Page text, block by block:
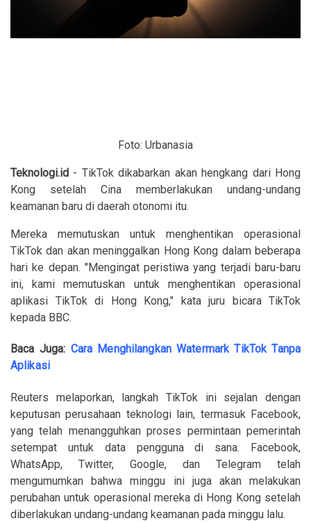
Foto: Urbanasia
Teknologi.id - TikTok dikabarkan akan hengkang dari Hong
Kong setelah Cina memberlakukan undang-undang
keamanan baru di daerah otonomi itu.
Mereka memutuskan untuk menghentikan operasional
TikTok dan akan meninggalkan Hong Kong dalam beberapa
hari ke depan. "Mengingat peristiwa yang terjadi baru-baru
ini, kami memutuskan untuk menghentikan operasional
aplikasi TikTok di Hong Kong," kata juru bicara TikTok
kepada BBC.
Baca Juga: Cara Menghilangkan Watermark TikTok Tanpa
Aplikasi
Reuters melaporkan, langkah TikTok ini sejalan dengan
keputusan perusahaan teknologi lain, termasuk Facebook,
yang telah menangguhkan proses permintaan pemerintah
setempat untuk data pengguna di sana. Facebook,
WhatsApp, Twitter, Google, dan Telegram telah
mengumumkan bahwa minggu ini juga akan melakukan
perubahan untuk operasional mereka di Hong Kong setelah
diberlakukan undang-undang keamanan pada minggu lalu.